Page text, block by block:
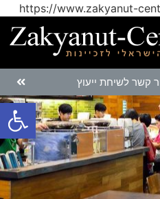
https://www.zakyanut-
קשר לשיחת ייעוץ